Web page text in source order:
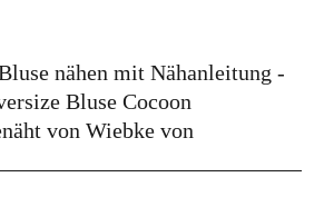
Sewalong
zur Schnittanpassung